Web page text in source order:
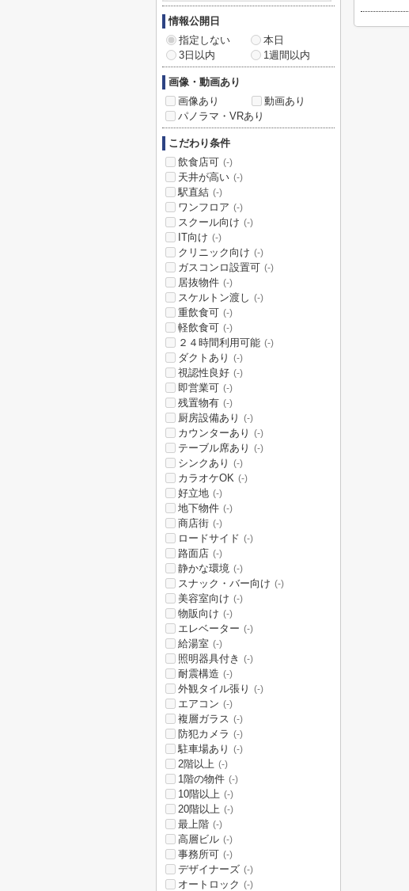
情報公開日
指定しない
本日
3日以内
1週間以内
画像・動画あり
画像あり
動画あり
パノラマ・VRあり
こだわり条件
飲食店可 (-)
天井が高い (-)
駅直結 (-)
ワンフロア (-)
スクール向け (-)
IT向け (-)
クリニック向け (-)
ガスコンロ設置可 (-)
居抜物件 (-)
スケルトン渡し (-)
重飲食可 (-)
軽飲食可 (-)
２４時間利用可能 (-)
ダクトあり (-)
視認性良好 (-)
即営業可 (-)
残置物有 (-)
厨房設備あり (-)
カウンターあり (-)
テーブル席あり (-)
シンクあり (-)
カラオケOK (-)
好立地 (-)
地下物件 (-)
商店街 (-)
ロードサイド (-)
路面店 (-)
静かな環境 (-)
スナック・バー向け (-)
美容室向け (-)
物販向け (-)
エレベーター (-)
給湯室 (-)
照明器具付き (-)
耐震構造 (-)
外観タイル張り (-)
エアコン (-)
複層ガラス (-)
防犯カメラ (-)
駐車場あり (-)
2階以上 (-)
1階の物件 (-)
10階以上 (-)
20階以上 (-)
最上階 (-)
高層ビル (-)
事務所可 (-)
デザイナーズ (-)
オートロック (-)